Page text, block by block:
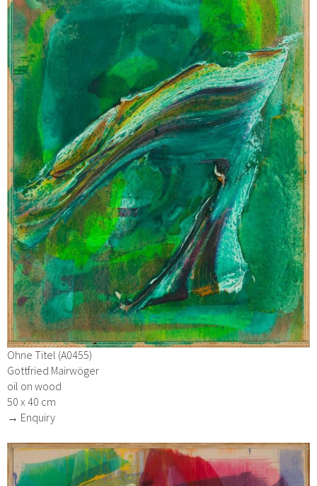
Ohne Titel (A0455)
Gottfried Mairwöger
oil on wood
50 x 40 cm
→ Enquiry